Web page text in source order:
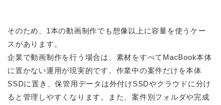
そのため、1本の動画制作でも想像以上に容量を使うケー
スがあります。
企業で動画制作を行う場合は、素材をすべてMacBook本体
に置かない運用が現実的です。作業中の案件だけを本体
SSDに置き、保管用データは外付けSSDやクラウドに分け
ると管理しやすくなります。また、案件別フォルダや完成